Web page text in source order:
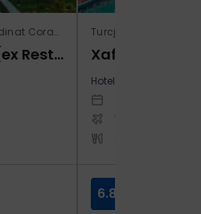
Egipt / Marsa El Alam / Madinat Coraya
Jaz Grand Marsa (ex Resta Grand Resort)
Turcja / Riwiera
Xafira Deluxe
Hotel:
Warszawa -
6.8